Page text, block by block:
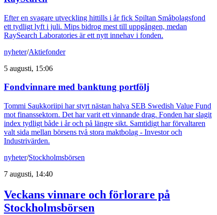
Efter en svagare utveckling hittills i år fick Spiltan Småbolagsfond
ett tydligt lyft i juli. Mips bidrog mest till uppgången, medan
RaySearch Laboratories är ett nytt innehav i fonden.
nyheter/Aktiefonder
5 augusti, 15:06
Fondvinnare med banktung portfölj
Tommi Saukkoriipi har styrt nästan halva SEB Swedish Value Fund
mot finanssektorn. Det har varit ett vinnande drag. Fonden har slagit
index tydligt både i år och på längre sikt. Samtidigt har förvaltaren
valt sida mellan börsens två stora maktbolag - Investor och
Industrivärden.
nyheter/Stockholmsbörsen
7 augusti, 14:40
Veckans vinnare och förlorare på
Stockholmsbörsen